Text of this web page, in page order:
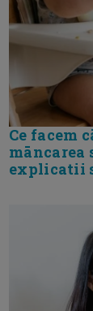
Ce facem
māncarea
explicatii